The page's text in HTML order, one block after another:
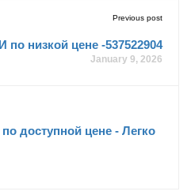
Previous post
низкой цене -537522904
January 9, 2026
доступной цене - Легко